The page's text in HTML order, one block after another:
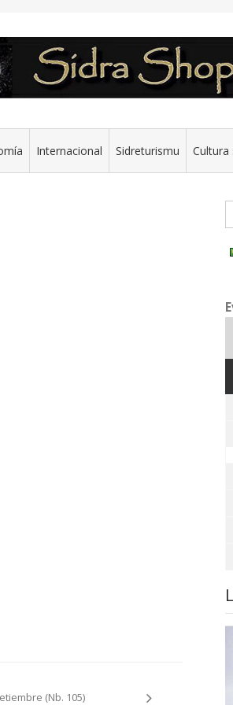
Internacional Sidreturismu Cultura
(Nb. 105)